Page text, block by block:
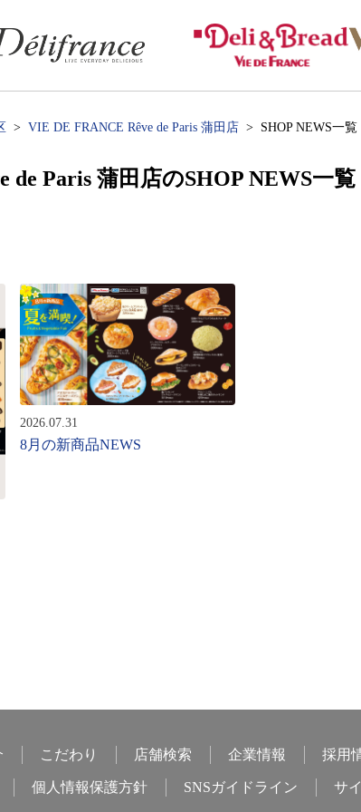
VIE DE FRANCE Rêve de Paris 蒲田店 SHOP NEWS一覧
de Paris 蒲田店のSHOP NEWS一覧
2026.07.31
8月の新商品NEWS
こだわり 店舗検索 企業情報 採用
個人情報保護方針 SNSガイドライン サ